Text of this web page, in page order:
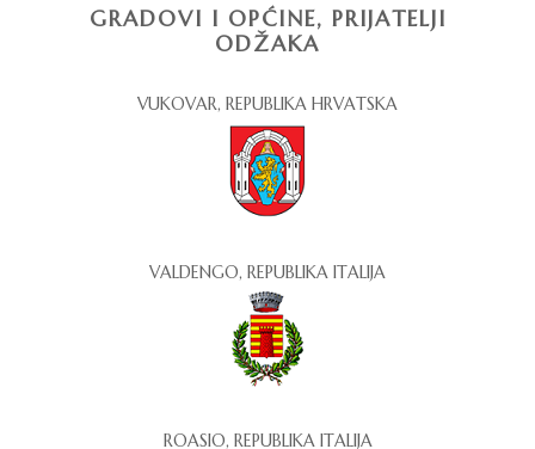
GRADOVI I OPĆINE, PRIJATELJI
ODŽAKA
VUKOVAR, REPUBLIKA HRVATSKA
VALDENGO, REPUBLIKA ITALIJA
ROASIO, REPUBLIKA ITALIJA